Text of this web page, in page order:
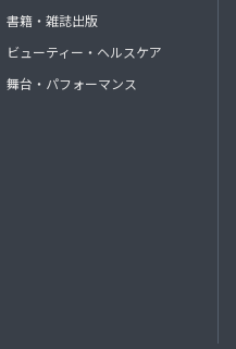
書籍・雑誌出版
ビューティー・ヘルスケア
舞台・パフォーマンス